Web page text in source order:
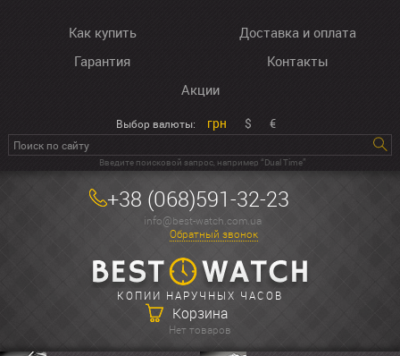
Как купить
Доставка и оплата
Гарантия
Контакты
Акции
Выбор валюты: грн $ €
Введите поисковой запрос, например “Dual Time”
+38 (068)591-32-23
info@best-watch.com.ua
Обратный звонок
КОПИИ НАРУЧНЫХ ЧАСОВ
Корзина
Нет товаров